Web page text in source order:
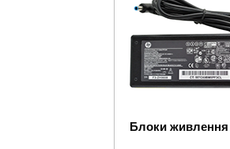
Блоки живлення